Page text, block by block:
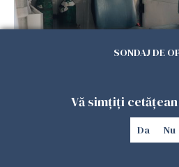
SONDAJ DE
Vă simțiți
Da Nu